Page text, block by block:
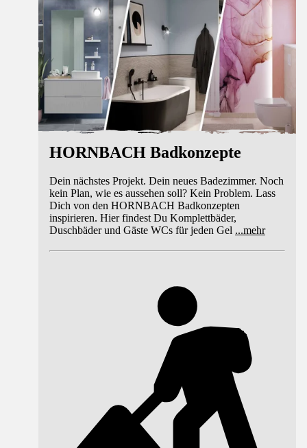
HORNBACH Badkonzepte
Dein nächstes Projekt. Dein neues Badezimmer. Noch
kein Plan, wie es aussehen soll? Kein Problem. Lass
Dich von den HORNBACH Badkonzepten
inspirieren. Hier findest Du Komplettbäder,
Duschbäder und Gäste WCs für jeden Gel ...mehr